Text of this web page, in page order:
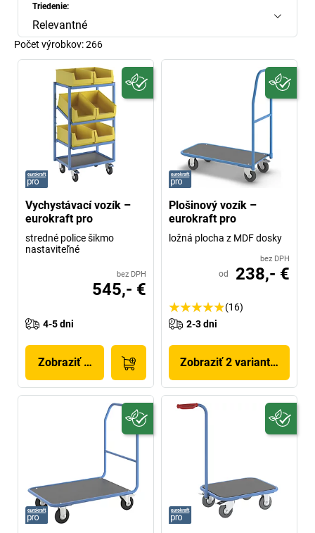
Triedenie:
Relevantné
Počet výrobkov:266
Vychystávací vozík –
eurokraft pro
stredné police šikmo
nastaviteľné
bez DPH
545,- €
4-5 dni
Zobraziť produkt
Plošinový vozík –
eurokraft pro
ložná plocha z MDF dosky
bez DPH
od 238,- €
(16)
2-3 dni
Zobraziť 2 variantov